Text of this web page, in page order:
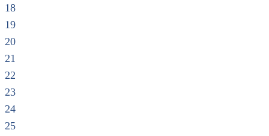
18
19
20
21
22
23
24
25